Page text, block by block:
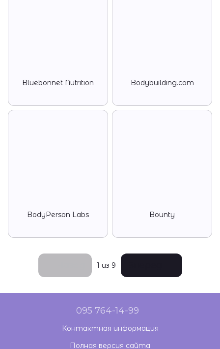
Bluebonnet Nutrition Bodybuilding.com
BodyPerson Labs Bounty
1 из 9
095 764-14-99
Контактная информация
Полная версия сайта